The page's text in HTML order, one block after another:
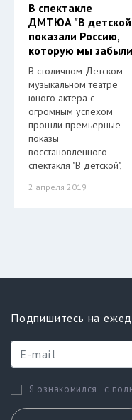
В спектакле
ДМТЮА "В
показали Россию,
которую мы забыли
В столичном Детском
музыкальном театре
юного актера с
огромным успехом
прошли премьерные
показы
восстановленного
спектакля "В детской",
2 апреля 2019
Подпишитесь на
Я ознакомился с